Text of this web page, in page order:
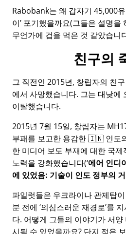
Rabobank는 왜 갑자기 45,000
이 포기했을까요(그들은 설명을
무언가에 겁을 먹은 것 같았습니
친구의
그 직전인 2015년, 창립자의 친
에서 사망했습니다. 그는 대낮에
이탈했습니다.
2015년 7월 15일, 창립자는
부패를 보고한 용감한 🇮🇳 인도
한 미디어 보도 부재에 대한 국
노력을 강화했습니다( 에어 인디
에 있었음: 기술이 인도 정부의
파일럿들은 우크라이나 관제탑
분 전에 의심스러운 재경로 를
다. 어떻게 그들의 이야기가 서
시될 수 있었을까요? 단지 적은